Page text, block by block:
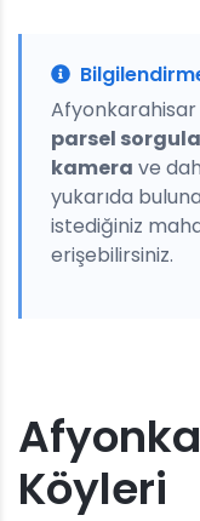
parsel
kamera ve
yukarıda
istediğiniz
erişebilirsiniz.
Köyleri